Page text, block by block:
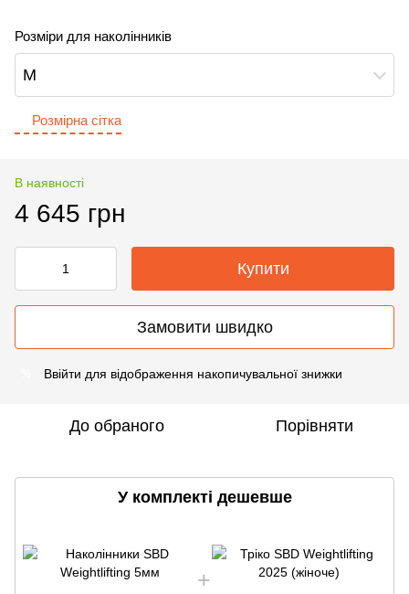
Розміри для наколінників
M
Розмірна сітка
В наявності
4 645 грн
Купити
Замовити швидко
Ввійти для відображення накопичувальної знижки
До обраного Порівняти
У комплекті дешевше